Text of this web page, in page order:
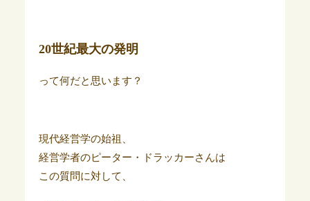
20世紀最大の発明
って何だと思います？
現代経営学の始祖、
経営学者のピーター・ドラッカーさんは
この質問に対して、